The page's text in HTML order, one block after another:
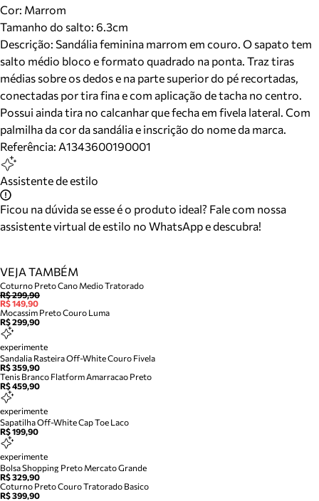
Cor: Marrom
Tamanho do salto: 6.3cm
Descrição: Sandália feminina marrom em couro. O sapato tem
salto médio bloco e formato quadrado na ponta. Traz tiras
médias sobre os dedos e na parte superior do pé recortadas,
conectadas por tira fina e com aplicação de tacha no centro.
Possui ainda tira no calcanhar que fecha em fivela lateral. Com
palmilha da cor da sandália e inscrição do nome da marca.
Referência: A1343600190001
Assistente de estilo
Ficou na dúvida se esse é o produto ideal? Fale com nossa
assistente virtual de estilo no WhatsApp e descubra!
VEJA TAMBÉM
Coturno Preto Cano Medio Tratorado
R$ 299,90
R$ 149,90
Mocassim Preto Couro Luma
R$ 299,90
experimente
Sandalia Rasteira Off-White Couro Fivela
R$ 359,90
Tenis Branco Flatform Amarracao Preto
R$ 459,90
experimente
Sapatilha Off-White Cap Toe Laco
R$ 199,90
experimente
Bolsa Shopping Preto Mercato Grande
R$ 329,90
Coturno Preto Couro Tratorado Basico
R$ 399,90